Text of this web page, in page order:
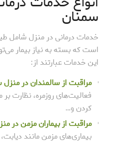
سمنان
خدمات درمانی در منزل شامل
است که بسته به نیاز بیمار
این خدمات عبارتند از:
مراقبت از سالمندان در
فعالیت‌های روزمره، نظارت
کردن و…
مراقبت از بیماران مزمن در
بیماری‌های مزمن مانند